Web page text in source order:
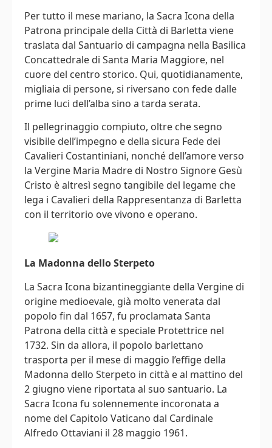
Per tutto il mese mariano, la Sacra Icona della
Patrona principale della Città di Barletta viene
traslata dal Santuario di campagna nella Basilica
Concattedrale di Santa Maria Maggiore, nel
cuore del centro storico. Qui, quotidianamente,
migliaia di persone, si riversano con fede dalle
prime luci dell’alba sino a tarda serata.
Il pellegrinaggio compiuto, oltre che segno
visibile dell’impegno e della sicura Fede dei
Cavalieri Costantiniani, nonché dell’amore verso
la Vergine Maria Madre di Nostro Signore Gesù
Cristo è altresì segno tangibile del legame che
lega i Cavalieri della Rappresentanza di Barletta
con il territorio ove vivono e operano.
La Madonna dello Sterpeto
La Sacra Icona bizantineggiante della Vergine di
origine medioevale, già molto venerata dal
popolo fin dal 1657, fu proclamata Santa
Patrona della città e speciale Protettrice nel
1732. Sin da allora, il popolo barlettano
trasporta per il mese di maggio l’effige della
Madonna dello Sterpeto in città e al mattino del
2 giugno viene riportata al suo santuario. La
Sacra Icona fu solennemente incoronata a
nome del Capitolo Vaticano dal Cardinale
Alfredo Ottaviani il 28 maggio 1961.